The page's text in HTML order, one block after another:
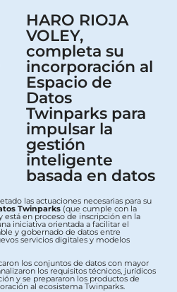
HARO RIOJA
VOLEY,
completa su
incorporación al
Espacio de
Datos
Twinparks para
impulsar la
gestión
inteligente
basada en datos
las actuaciones necesarias para su
Twinparks (que cumple con la
está en proceso de inscripción en la
iniciativa orientada a facilitar el
y gobernado de datos entre
servicios digitales y modelos
los conjuntos de datos con mayor
los requisitos técnicos, jurídicos
y se prepararon los productos de
al ecosistema Twinparks.